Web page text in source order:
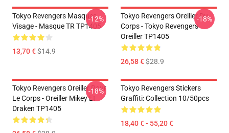
Tokyo Revengers Masques
Visage - Masque TR TP1405
13,70 €$14.9
-12%
Tokyo Revengers Oreiller Du
Corps - Tokyo Revengers
Oreiller TP1405
26,58 €$28.9
-18%
Tokyo Revengers Oreiller Pour
Le Corps - Oreiller Mikey Et
Draken TP1405
-18%
Tokyo Revengers Stickers
Graffiti: Collection 10/50pcs
18,40 € - 55,20 €